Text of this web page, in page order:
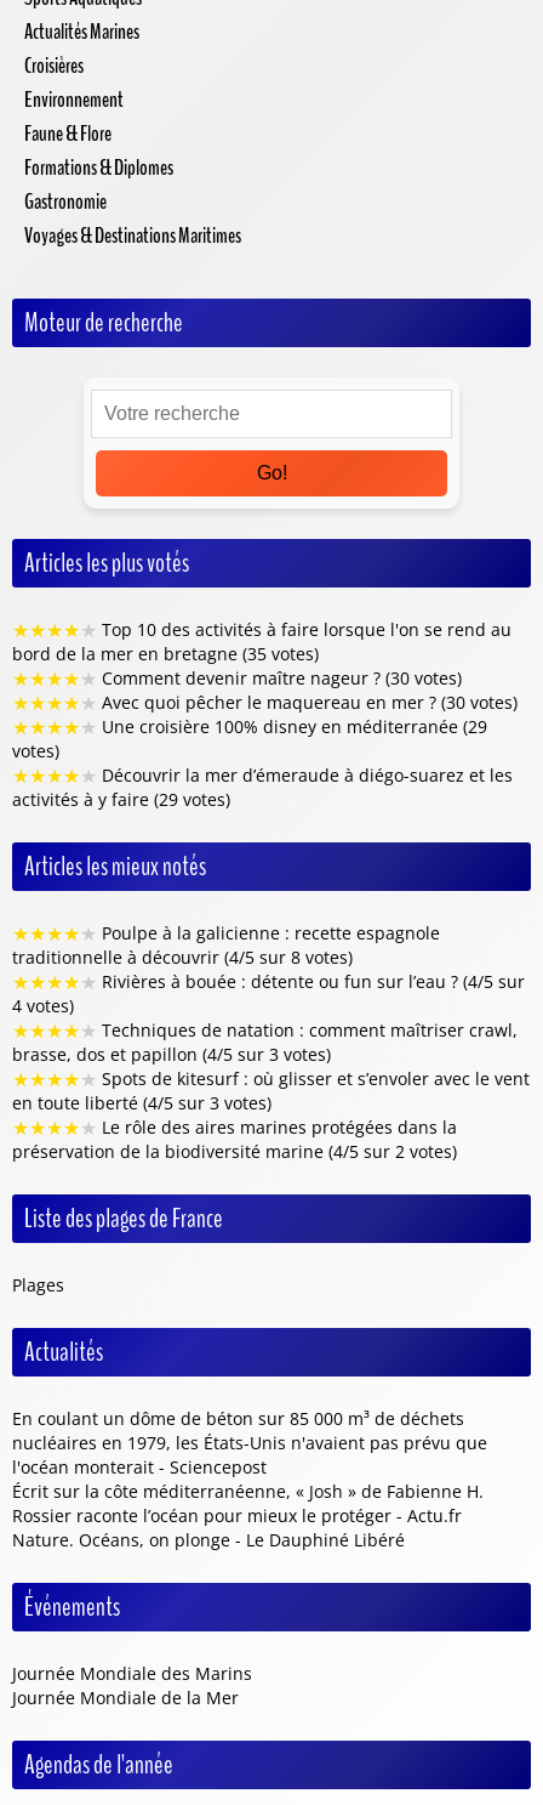
Actualités Marines
Croisières
Environnement
Faune & Flore
Formations & Diplomes
Gastronomie
Voyages & Destinations Maritimes
Moteur de recherche
Go!
Articles les plus votés
★★★★★ Top 10 des activités à faire lorsque l'on se rend au
bord de la mer en bretagne (35 votes)
★★★★★ Comment devenir maître nageur ? (30 votes)
★★★★★ Avec quoi pêcher le maquereau en mer ? (30 votes)
★★★★★ Une croisière 100% disney en méditerranée (29
votes)
★★★★★ Découvrir la mer d’émeraude à diégo-suarez et les
activités à y faire (29 votes)
Articles les mieux notés
★★★★★ Poulpe à la galicienne : recette espagnole
traditionnelle à découvrir (4/5 sur 8 votes)
★★★★★ Rivières à bouée : détente ou fun sur l’eau ? (4/5 sur
4 votes)
★★★★★ Techniques de natation : comment maîtriser crawl,
brasse, dos et papillon (4/5 sur 3 votes)
★★★★★ Spots de kitesurf : où glisser et s’envoler avec le vent
en toute liberté (4/5 sur 3 votes)
★★★★★ Le rôle des aires marines protégées dans la
préservation de la biodiversité marine (4/5 sur 2 votes)
Liste des plages de France
Plages
Actualités
En coulant un dôme de béton sur 85 000 m³ de déchets
nucléaires en 1979, les États-Unis n'avaient pas prévu que
l'océan monterait - Sciencepost
Écrit sur la côte méditerranéenne, « Josh » de Fabienne H.
Rossier raconte l’océan pour mieux le protéger - Actu.fr
Nature. Océans, on plonge - Le Dauphiné Libéré
Événements
Journée Mondiale des Marins
Journée Mondiale de la Mer
Agendas de l'année